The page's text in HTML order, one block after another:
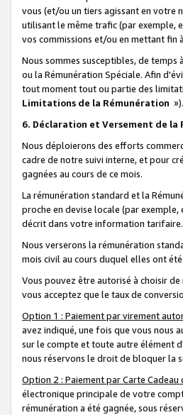
vous (et/ou un tiers agissant en votre
utilisant le même trafic (par exemple,
vos commissions et/ou en mettant fin
Nous sommes susceptibles, de
ou la Rémunération Spéciale. Afin
tout moment tout ou partie des
Limitations de la Rémunération »).
6. Déclaration et Versement de la
Nous déploierons des efforts
cadre de notre suivi interne, et pour
gagnées au cours de ce mois.
La rémunération standard et la
proche en devise locale (par
décrit dans votre information tarifaire.
Nous verserons la rémunération
mois civil au cours duquel elles ont
Vous pouvez être autorisé à choisir
vous acceptez que le taux de
Option 1 : Paiement par virement
avez indiqué, une fois que vous nous
sur le compte et toute autre élément
nous réservons le droit de bloquer la
Option 2 : Paiement par Carte Cadeau
électronique principale de votre
rémunération a été gagnée, sous